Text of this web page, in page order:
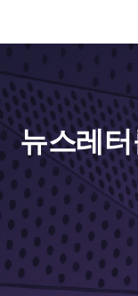
뉴스레